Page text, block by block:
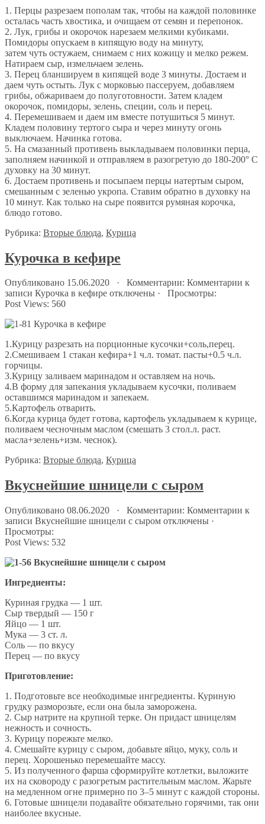
1. Перцы разрезаем пополам так, чтобы на каждой половинке
осталась часть хвостика, и очищаем от семян и перепонок.
2. Лук, грибы и окорочок нарезаем мелкими кубиками.
Помидоры опускаем в кипящую воду на минуту,
затем чуть остужаем, снимаем с них кожицу и мелко режем.
Натираем сыр, измельчаем зелень.
3. Перец бланшируем в кипящей воде 3 минуты. Достаем и
даем чуть остыть. Лук с морковью пассеруем, добавляем
грибы, обжариваем до полуготовности. Затем кладем
окорочок, помидоры, зелень, специи, соль и перец.
4. Перемешиваем и даем им вместе потушиться 5 минут.
Кладем половину тертого сыра и через минуту огонь
выключаем. Начинка готова.
5. На смазанный противень выкладываем половинки перца,
заполняем начинкой и отправляем в разогретую до 180-200° С
духовку на 30 минут.
6. Достаем противень и посыпаем перцы натертым сыром,
смешанным с зеленью укропа. Ставим обратно в духовку на
10 минут. Как только на сыре появится румяная корочка,
блюдо готово.
Рубрика: Вторые блюда, Курица
Курочка в кефире
Опубликовано 15.06.2020 · Комментарии: Комментарии к
записи Курочка в кефире отключены · Просмотры:
Post Views: 560
1.Курицу разрезать на порционные кусочки+соль,перец.
2.Смешиваем 1 стакан кефира+1 ч.л. томат. пасты+0.5 ч.л.
горчицы.
3.Курицу заливаем маринадом и оставляем на ночь.
4.В форму для запекания укладываем кусочки, поливаем
оставшимся маринадом и запекаем.
5.Картофель отварить.
6.Когда курица будет готова, картофель укладываем к курице,
поливаем чесночным маслом (смешать 3 стол.л. раст.
масла+зелень+изм. чеснок).
Рубрика: Вторые блюда, Курица
Вкуснейшие шницели с сыром
Опубликовано 08.06.2020 · Комментарии: Комментарии к
записи Вкуснейшие шницели с сыром отключены ·
Просмотры:
Post Views: 532
Ингредиенты:
Куриная грудка — 1 шт.
Сыр твердый — 150 г
Яйцо — 1 шт.
Мука — 3 ст. л.
Соль — по вкусу
Перец — по вкусу
Приготовление:
1. Подготовьте все необходимые ингредиенты. Куриную
грудку разморозьте, если она была заморожена.
2. Сыр натрите на крупной терке. Он придаст шницелям
нежность и сочность.
3. Курицу порежьте мелко.
4. Смешайте курицу с сыром, добавьте яйцо, муку, соль и
перец. Хорошенько перемешайте массу.
5. Из полученного фарша сформируйте котлетки, выложите
их на сковороду с разогретым растительным маслом. Жарьте
на медленном огне примерно по 3–5 минут с каждой стороны.
6. Готовые шницели подавайте обязательно горячими, так они
наиболее вкусные.